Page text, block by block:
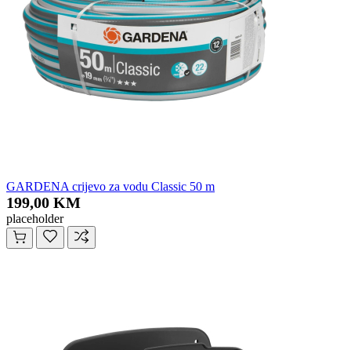
GARDENA crijevo za vodu Classic 50 m
199,00 KM
placeholder